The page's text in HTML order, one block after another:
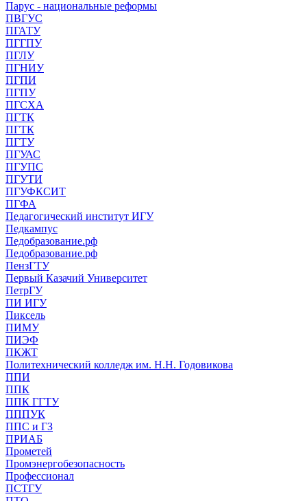
Парус - национальные реформы
ПВГУС
ПГАТУ
ПГГПУ
ПГЛУ
ПГНИУ
ПГПИ
ПГПУ
ПГСХА
ПГТК
ПГТК
ПГТУ
ПГУАС
ПГУПС
ПГУТИ
ПГУФКСИТ
ПГФА
Педагогический институт ИГУ
Педкампус
Педобразование.рф
Педобразование.рф
ПензГТУ
Первый Казачий Университет
ПетрГУ
ПИ ИГУ
Пиксель
ПИМУ
ПИЭФ
ПКЖТ
Политехнический колледж им. Н.Н. Годовикова
ППИ
ППК
ППК ГГТУ
ПППУК
ППС и ГЗ
ПРИАБ
Прометей
Промэнергобезопасность
Профессионал
ПСТГУ